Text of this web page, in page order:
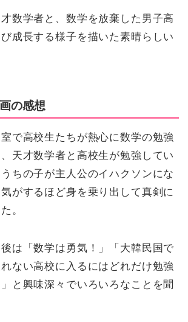
数学者と、数学を放棄した男子高
成長する様子を描いた素晴らしい
の感想
で高校生たちが熱心に数学の勉強
天才数学者と高校生が勉強してい
ちの子が主人公のイハクソンにな
がするほど身を乗り出して真剣に
。
は「数学は勇気！」「大韓民国で
ない高校に入るにはどれだけ勉強
と興味深々でいろいろなことを聞